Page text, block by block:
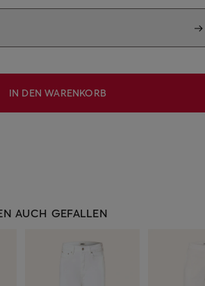
IN DEN WARENKORB
AUCH GEFALLEN